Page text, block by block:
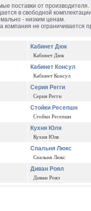
поставки от производителя.
в свободной
- низким ценам.
компания не ограничивается
Кабинет Дюк
Кабинет Дюк
Кабинет Консул
Кабинет Консул
Серия Регги
Серия Регги
Стойки Ресепшн
Стойки Ресепшн
Кухня Юля
Кухня Юля
Спальня Люкс
Спальня Люкс
Диван Роял
Диван Роял